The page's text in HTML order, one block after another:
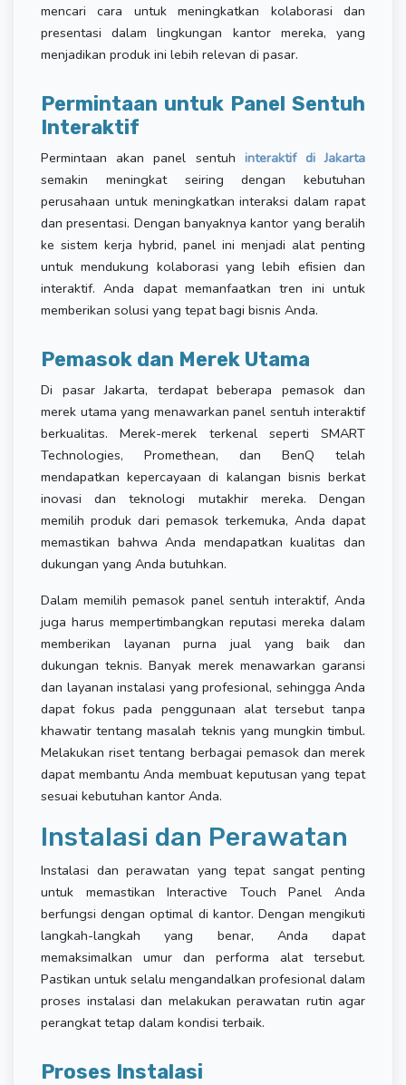
mencari cara untuk meningkatkan kolaborasi dan
presentasi dalam lingkungan kantor mereka, yang
menjadikan produk ini lebih relevan di pasar.
Permintaan untuk Panel Sentuh
Interaktif
Permintaan akan panel sentuh interaktif di Jakarta
semakin meningkat seiring dengan kebutuhan
perusahaan untuk meningkatkan interaksi dalam rapat
dan presentasi. Dengan banyaknya kantor yang beralih
ke sistem kerja hybrid, panel ini menjadi alat penting
untuk mendukung kolaborasi yang lebih efisien dan
interaktif. Anda dapat memanfaatkan tren ini untuk
memberikan solusi yang tepat bagi bisnis Anda.
Pemasok dan Merek Utama
Di pasar Jakarta, terdapat beberapa pemasok dan
merek utama yang menawarkan panel sentuh interaktif
berkualitas. Merek-merek terkenal seperti SMART
Technologies, Promethean, dan BenQ telah
mendapatkan kepercayaan di kalangan bisnis berkat
inovasi dan teknologi mutakhir mereka. Dengan
memilih produk dari pemasok terkemuka, Anda dapat
memastikan bahwa Anda mendapatkan kualitas dan
dukungan yang Anda butuhkan.
Dalam memilih pemasok panel sentuh interaktif, Anda
juga harus mempertimbangkan reputasi mereka dalam
memberikan layanan purna jual yang baik dan
dukungan teknis. Banyak merek menawarkan garansi
dan layanan instalasi yang profesional, sehingga Anda
dapat fokus pada penggunaan alat tersebut tanpa
khawatir tentang masalah teknis yang mungkin timbul.
Melakukan riset tentang berbagai pemasok dan merek
dapat membantu Anda membuat keputusan yang tepat
sesuai kebutuhan kantor Anda.
Instalasi dan Perawatan
Instalasi dan perawatan yang tepat sangat penting
untuk memastikan Interactive Touch Panel Anda
berfungsi dengan optimal di kantor. Dengan mengikuti
langkah-langkah yang benar, Anda dapat
memaksimalkan umur dan performa alat tersebut.
Pastikan untuk selalu mengandalkan profesional dalam
proses instalasi dan melakukan perawatan rutin agar
perangkat tetap dalam kondisi terbaik.
Proses Instalasi